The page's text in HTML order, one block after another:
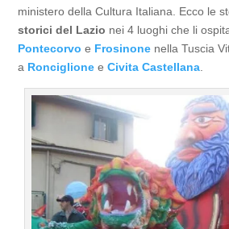
ministero della Cultura Italiana. Ecco le
storici del Lazio nei 4 luoghi che li
Pontecorvo e Frosinone nella Tuscia
a Ronciglione e Civita Castellana